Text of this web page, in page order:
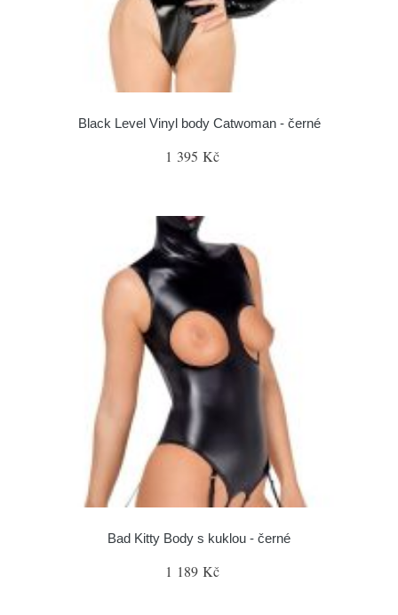
Black Level Vinyl body Catwoman - černé
1 395 Kč
Bad Kitty Body s kuklou - černé
1 189 Kč